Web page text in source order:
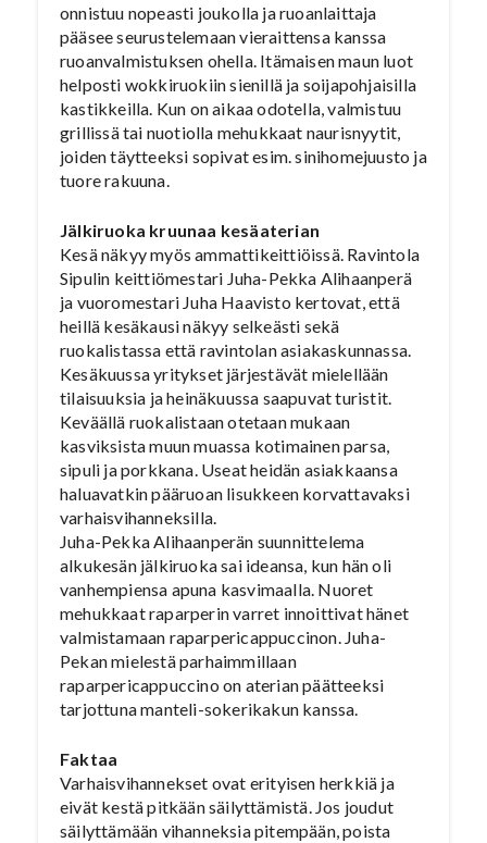
onnistuu nopeasti joukolla ja ruoanlaittaja
pääsee seurustelemaan vieraittensa kanssa
ruoanvalmistuksen ohella. Itämaisen maun luot
helposti wokkiruokiin sienillä ja soijapohjaisilla
kastikkeilla. Kun on aikaa odotella, valmistuu
grillissä tai nuotiolla mehukkaat naurisnyytit,
joiden täytteeksi sopivat esim. sinihomejuusto ja
tuore rakuuna.
Jälkiruoka kruunaa kesäaterian
Kesä näkyy myös ammattikeittiöissä. Ravintola
Sipulin keittiömestari Juha-Pekka Alihaanperä
ja vuoromestari Juha Haavisto kertovat, että
heillä kesäkausi näkyy selkeästi sekä
ruokalistassa että ravintolan asiakaskunnassa.
Kesäkuussa yritykset järjestävät mielellään
tilaisuuksia ja heinäkuussa saapuvat turistit.
Keväällä ruokalistaan otetaan mukaan
kasviksista muun muassa kotimainen parsa,
sipuli ja porkkana. Useat heidän asiakkaansa
haluavatkin pääruoan lisukkeen korvattavaksi
varhaisvihanneksilla.
Juha-Pekka Alihaanperän suunnittelema
alkukesän jälkiruoka sai ideansa, kun hän oli
vanhempiensa apuna kasvimaalla. Nuoret
mehukkaat raparperin varret innoittivat hänet
valmistamaan raparpericappuccinon. Juha-
Pekan mielestä parhaimmillaan
raparpericappuccino on aterian päätteeksi
tarjottuna manteli-sokerikakun kanssa.
Faktaa
Varhaisvihannekset ovat erityisen herkkiä ja
eivät kestä pitkään säilyttämistä. Jos joudut
säilyttämään vihanneksia pitempään, poista